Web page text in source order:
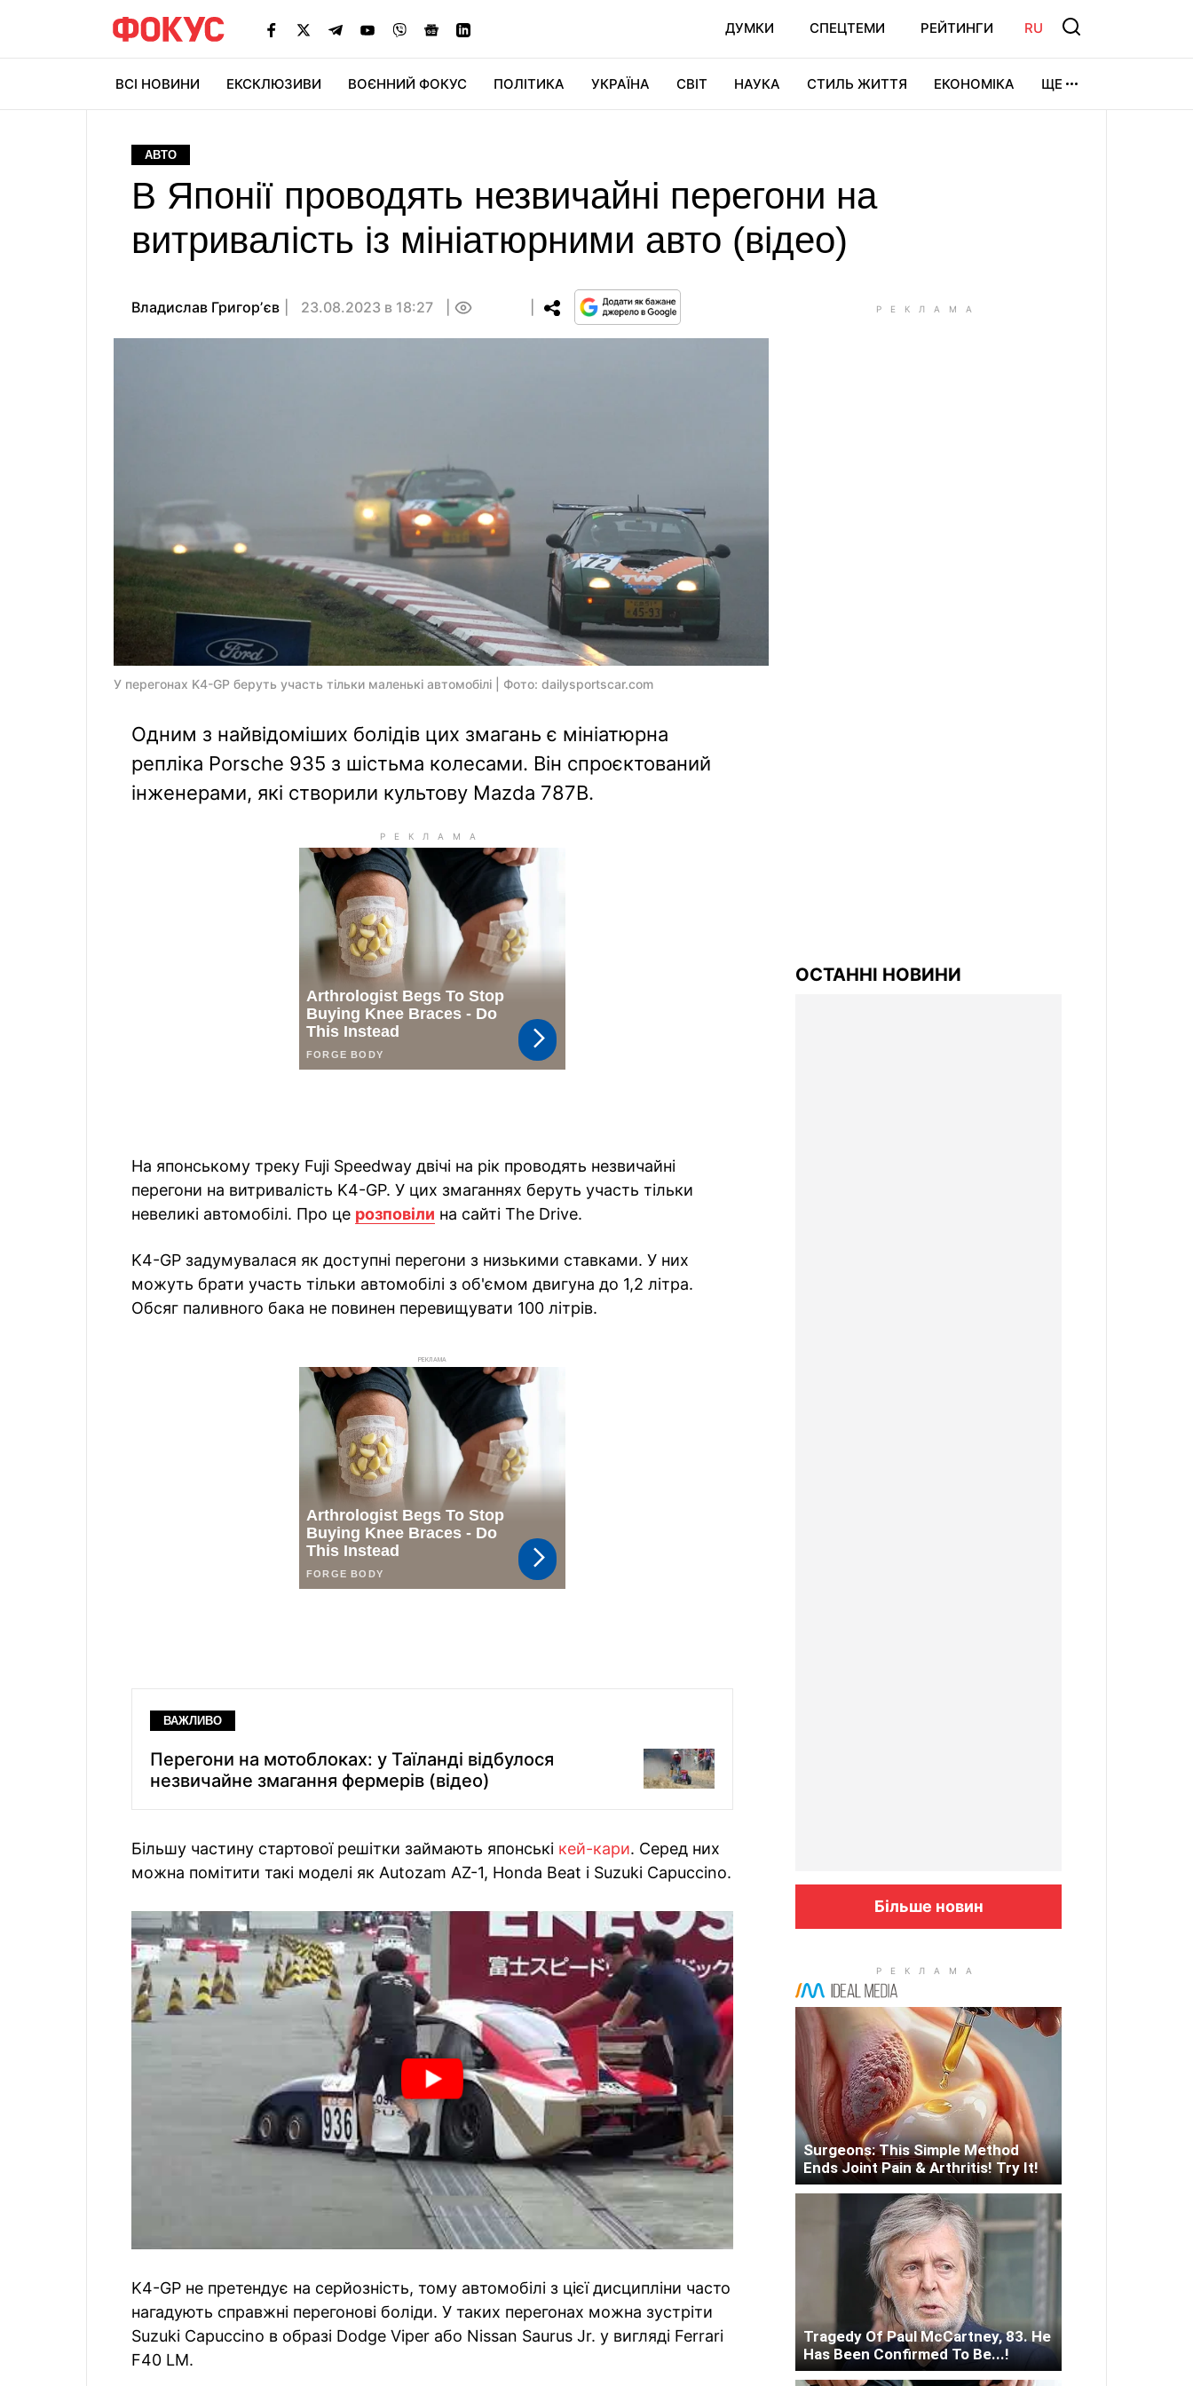
ДУМКИ СПЕЦТЕМИ РЕЙТИНГИ RU
ВСІ НОВИНИ ЕКСКЛЮЗИВИ ВОЄННИЙ ФОКУС ПОЛІТИКА УКРАЇНА СВІТ НАУКА СТИЛЬ ЖИТТЯ ЕКОНОМІКА ЩЕ
АВТО
В Японії проводять незвичайні перегони на
витривалість із мініатюрними авто (відео)
Владислав Григорʼєв 23.08.2023 в 18:27
У перегонах K4-GP беруть участь тільки маленькі автомобілі | Фото: dailysportscar.com
Одним з найвідоміших болідів цих змагань є мініатюрна
репліка Porsche 935 з шістьма колесами. Він спроєктований
інженерами, які створили культову Mazda 787B.
На японському треку Fuji Speedway двічі на рік проводять незвичайні
перегони на витривалість K4-GP. У цих змаганнях беруть участь тільки
невеликі автомобілі. Про це розповіли на сайті The Drive.
K4-GP задумувалася як доступні перегони з низькими ставками. У них
можуть брати участь тільки автомобілі з об'ємом двигуна до 1,2 літра.
Обсяг паливного бака не повинен перевищувати 100 літрів.
РЕКЛАМА
ВАЖЛИВО
Перегони на мотоблоках: у Таїланді відбулося
незвичайне змагання фермерів (відео)
Більшу частину стартової решітки займають японські кей-кари. Серед них
можна помітити такі моделі як Autozam AZ-1, Honda Beat і Suzuki Capuccino.
K4-GP не претендує на серйозність, тому автомобілі з цієї дисципліни часто
нагадують справжні перегонові боліди. У таких перегонах можна зустріти
Suzuki Capuccino в образі Dodge Viper або Nissan Saurus Jr. у вигляді Ferrari
F40 LM.
ОСТАННІ НОВИНИ
Більше новин
Surgeons: This Simple Method
Ends Joint Pain & Arthritis! Try It!
Tragedy Of Paul McCartney, 83. He
Has Been Confirmed To Be...!